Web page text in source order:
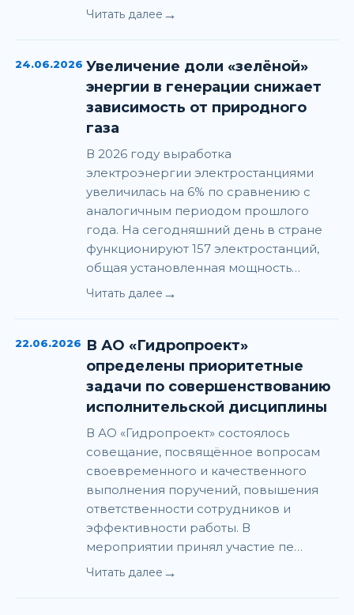
Читать далее →
24.06.2026 Увеличение доли «зелёной»
энергии в генерации снижает
зависимость от природного
газа
В 2026 году выработка
электроэнергии электростанциями
увеличилась на 6% по сравнению с
аналогичным периодом прошлого
года. На сегодняшний день в стране
функционируют 157 электростанций,
общая установленная мощность…
Читать далее →
22.06.2026 В АО «Гидропроект»
определены приоритетные
задачи по совершенствованию
исполнительской дисциплины
В АО «Гидропроект» состоялось
совещание, посвящённое вопросам
своевременного и качественного
выполнения поручений, повышения
ответственности сотрудников и
эффективности работы. В
мероприятии принял участие пе…
Читать далее →